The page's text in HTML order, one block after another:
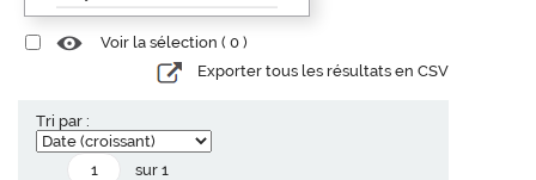
Voir la sélection ( 0 )
Exporter tous les résultats en CSV
Tri par :
sur 1